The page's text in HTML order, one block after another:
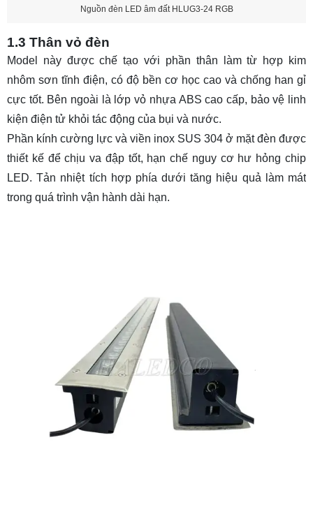
Nguồn đèn LED âm đất HLUG3-24 RGB
1.3 Thân vỏ đèn
Model này được chế tạo với phần thân làm từ hợp kim
nhôm sơn tĩnh điện, có độ bền cơ học cao và chống han gỉ
cực tốt. Bên ngoài là lớp vỏ nhựa ABS cao cấp, bảo vệ linh
kiện điện tử khỏi tác động của bụi và nước.
Phần kính cường lực và viền inox SUS 304 ở mặt đèn được
thiết kế để chịu va đập tốt, hạn chế nguy cơ hư hỏng chip
LED. Tản nhiệt tích hợp phía dưới tăng hiệu quả làm mát
trong quá trình vận hành dài hạn.